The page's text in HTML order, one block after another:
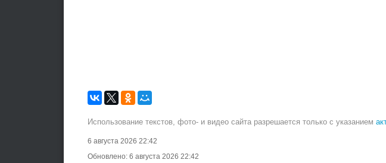
Использование текстов, фото- и видео сайта разрешается только с указанием
6 августа 2026 22:42
Обновлено: 6 августа 2026 22:42